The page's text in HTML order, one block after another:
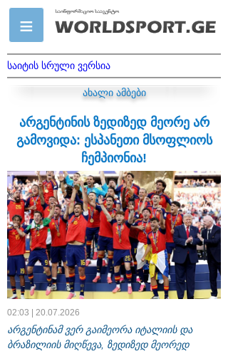
საიტის სრული ვერსია
ახალი ამბები
არგენტინის ზედიზედ მეორე არ
გამოვიდა: ესპანეთი მსოფლიოს
ჩემპიონია!
02:03 | 20.07.2026
არგენტინამ ვერ გაიმეორა იტალიის და
ბრაზილიის მიღწევა, ზედიზედ მეორედ